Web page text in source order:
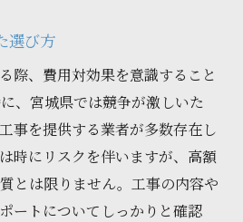
選び方
際、費用対効果を意識すること
、宮城県では競争が激しいた
事を提供する業者が多数存在し
時にリスクを伴いますが、高額
とは限りません。工事の内容や
ートについてしっかりと確認